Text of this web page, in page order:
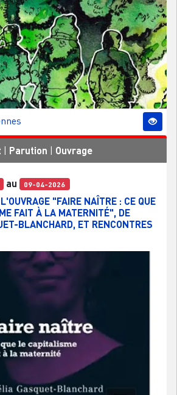
Parution Ouvrage
au 09-04-2026
"FAIRE NAÎTRE : CE QUE
FAIT À LA MATERNITÉ", DE
BLANCHARD, ET RENCONTRES